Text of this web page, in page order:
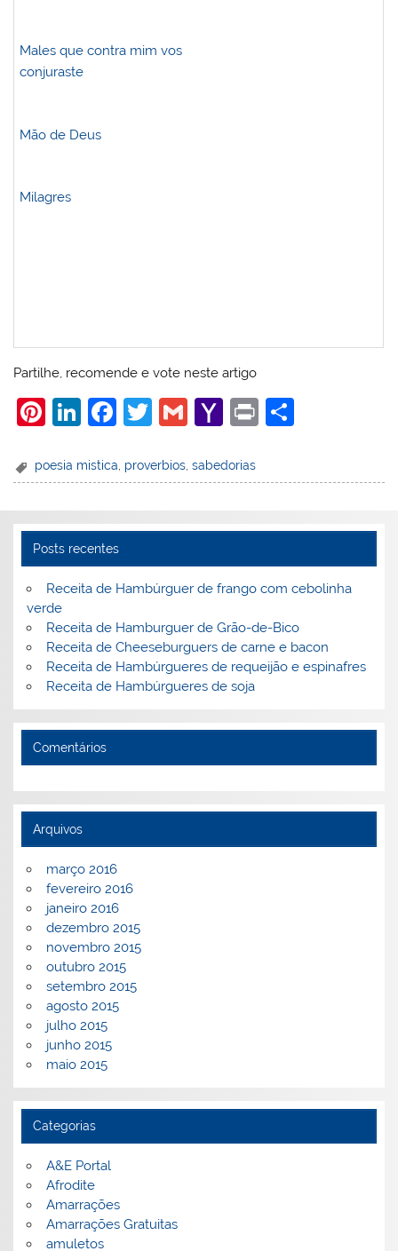
Males que contra mim vos
conjuraste
Mão de Deus
Milagres
Partilhe, recomende e vote neste artigo
Pi
er
st
Li
k
dI
n
F
c
b
o
o
T
itt
G
ai
Y
h
o
ai
Pr
poesia mistica, proverbios,sabedorias
Posts recentes
Receita de Hambúrguer de frango com cebolinha
verde
Receita de Hamburguer de Grão-de-Bico
Receita de Cheeseburguers de carne e bacon
Receita de Hambúrgueres de requeijão e espinafres
Receita de Hambúrgueres de soja
Comentários
Arquivos
março 2016
fevereiro 2016
janeiro 2016
dezembro 2015
novembro 2015
outubro 2015
setembro 2015
agosto 2015
julho 2015
junho 2015
maio 2015
Categorias
A&E Portal
Afrodite
Amarrações
Amarrações Gratuitas
amuletos